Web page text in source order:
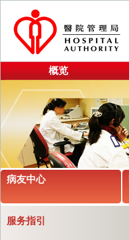
概览
病友中心
服务指引